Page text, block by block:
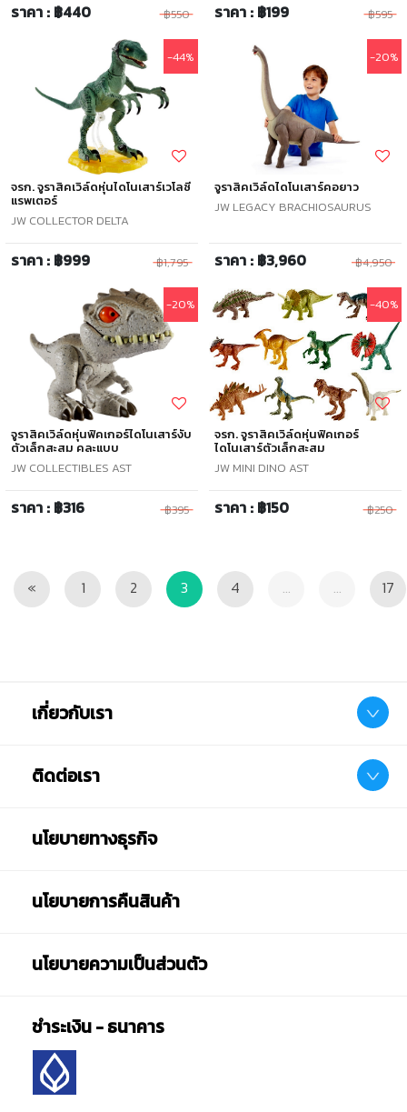
ราคา : ฿440 ฿550 ราคา : ฿199 ฿595
-44%
จรก. จูราสิคเวิล์ดหุ่นไดโนเสาร์เวโลซี
แรพเตอร์
JW COLLECTOR DELTA
ราคา : ฿999 ฿1,795
-20%
จูราสิคเวิล์ดไดโนเสาร์คอยาว
JW LEGACY BRACHIOSAURUS
ราคา : ฿3,960 ฿4,950
-20%
จูราสิคเวิล์ดหุ่นฟิคเกอร์ไดโนเสาร์งับ
ตัวเล็กสะสม คละแบบ
JW COLLECTIBLES AST
ราคา : ฿316 ฿395
-40%
จรก. จูราสิคเวิล์ดหุ่นฟิคเกอร์
ไดโนเสาร์ตัวเล็กสะสม
JW MINI DINO AST
ราคา : ฿150 ฿250
« Previous1 2 3 4 ... ... 17
เกี่ยวกับเรา
ติดต่อเรา
นโยบายทางธุรกิจ
นโยบายการคืนสินค้า
นโยบายความเป็นส่วนตัว
ชำระเงิน - ธนาคาร